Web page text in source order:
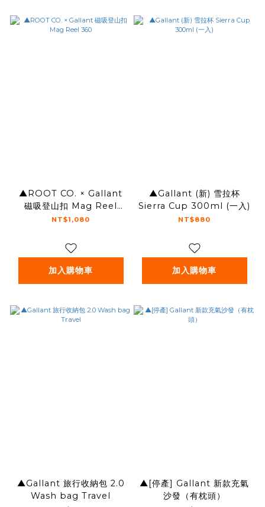
▲ROOT CO. × Gallant
磁吸登山扣 Mag Reel
360
NT$1,080
加入購物車
▲Gallant (新) 雪拉杯
Sierra Cup 300ml (一入)
NT$880
加入購物車
▲Gallant 旅行收納包 2.0
Wash bag Travel
▲[停產] Gallant 新款充氣
沙發（有枕頭）